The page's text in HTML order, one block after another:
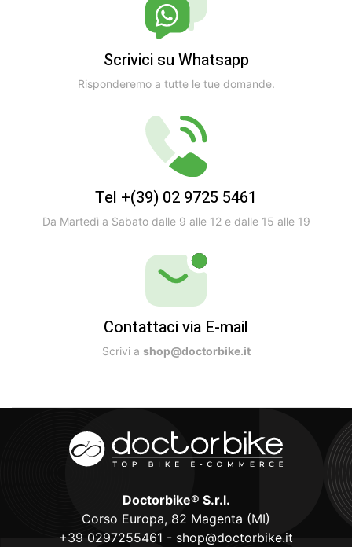
Scrivici su Whatsapp
Risponderemo a tutte le tue domande.
Tel +(39) 02 9725 5461
Da Martedì a Sabato dalle 9 alle 12 e dalle 15 alle 19
Contattaci via E-mail
Scrivi a shop@doctorbike.it
Doctorbike® S.r.l.
Corso Europa, 82 Magenta (MI)
+39 0297255461 - shop@doctorbike.it